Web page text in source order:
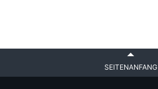
SEITENANFANG